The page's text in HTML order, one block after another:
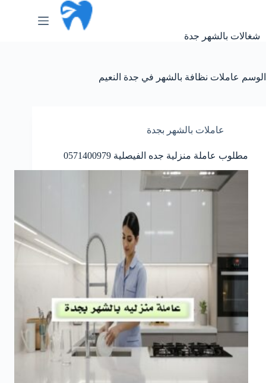
شغالات بالشهر جدة
الوسم عاملات نظافة بالشهر في جدة النعيم
عاملات بالشهر بجدة
مطلوب عاملة منزلية جده الفيصلية 0571400979